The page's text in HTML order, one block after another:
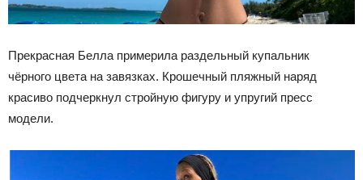
Прекрасная Белла примерила раздельный купальник
чёрного цвета на завязках. Крошечный пляжный наряд
красиво подчеркнул стройную фигуру и упругий пресс
модели.